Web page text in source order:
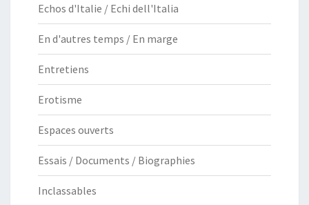
Echos d'Italie / Echi dell'Italia
En d'autres temps / En marge
Entretiens
Erotisme
Espaces ouverts
Essais / Documents / Biographies
Inclassables